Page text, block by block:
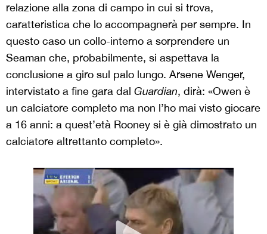
relazione alla zona di campo in cui si trova,
caratteristica che lo accompagnerà per sempre. In
questo caso un collo-interno a sorprendere un
Seaman che, probabilmente, si aspettava la
conclusione a giro sul palo lungo. Arsene Wenger,
intervistato a fine gara dal Guardian, dirà: «Owen è
un calciatore completo ma non l’ho mai visto giocare
a 16 anni: a quest’età Rooney si è già dimostrato un
calciatore altrettanto completo».